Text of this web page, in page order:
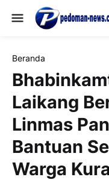
Beranda
Laikang
Linmas
Bantuan
Warga